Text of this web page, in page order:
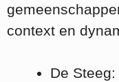
context en
De